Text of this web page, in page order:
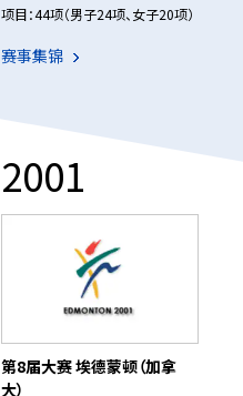
项目：44项（男子24项、女子20项）
赛事集锦
2001
第8届大赛 埃德蒙顿（加拿
大）